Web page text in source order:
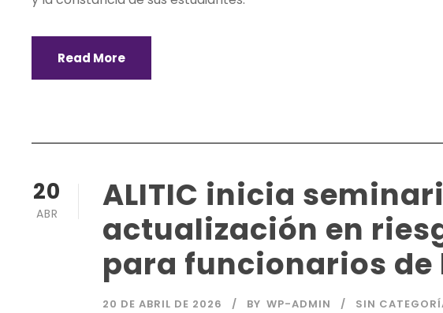
Read More
20
ABR
ALITIC inicia
actualización en
para funcionarios de
20 DE ABRIL DE 2026 BY WP-ADMIN SIN